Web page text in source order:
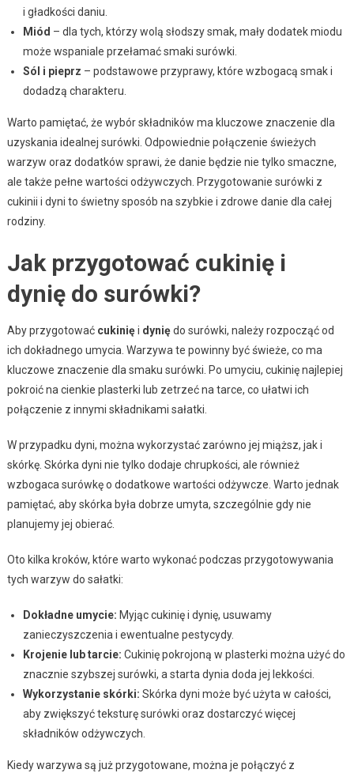
i gładkości daniu.
Miód – dla tych, którzy wolą słodszy smak, mały dodatek miodu
może wspaniale przełamać smaki surówki.
Sól i pieprz – podstawowe przyprawy, które wzbogacą smak i
dodadzą charakteru.
Warto pamiętać, że wybór składników ma kluczowe znaczenie dla
uzyskania idealnej surówki. Odpowiednie połączenie świeżych
warzyw oraz dodatków sprawi, że danie będzie nie tylko smaczne,
ale także pełne wartości odżywczych. Przygotowanie surówki z
cukinii i dyni to świetny sposób na szybkie i zdrowe danie dla całej
rodziny.
Jak przygotować cukinię i
dynię do surówki?
Aby przygotować cukinięi dyniędo surówki, należy rozpocząć od
ich dokładnego umycia. Warzywa te powinny być świeże, co ma
kluczowe znaczenie dla smaku surówki. Po umyciu, cukinię najlepiej
pokroić na cienkie plasterki lub zetrzeć na tarce, co ułatwi ich
połączenie z innymi składnikami sałatki.
W przypadku dyni, można wykorzystać zarówno jej miąższ, jak i
skórkę. Skórka dyni nie tylko dodaje chrupkości, ale również
wzbogaca surówkę o dodatkowe wartości odżywcze. Warto jednak
pamiętać, aby skórka była dobrze umyta, szczególnie gdy nie
planujemy jej obierać.
Oto kilka kroków, które warto wykonać podczas przygotowywania
tych warzyw do sałatki:
Dokładne umycie: Myjąc cukinię i dynię, usuwamy
zanieczyszczenia i ewentualne pestycydy.
Krojenie lub tarcie: Cukinię pokrojoną w plasterki można użyć do
znacznie szybszej surówki, a starta dynia doda jej lekkości.
Wykorzystanie skórki: Skórka dyni może być użyta w całości,
aby zwiększyć teksturę surówki oraz dostarczyć więcej
składników odżywczych.
Kiedy warzywa są już przygotowane, można je połączyć z